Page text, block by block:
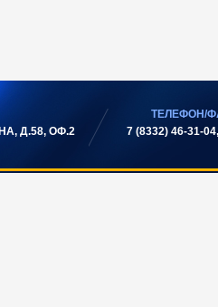
Д.58, ОФ.2
ТЕЛЕФОН/
7 (8332) 46-31-